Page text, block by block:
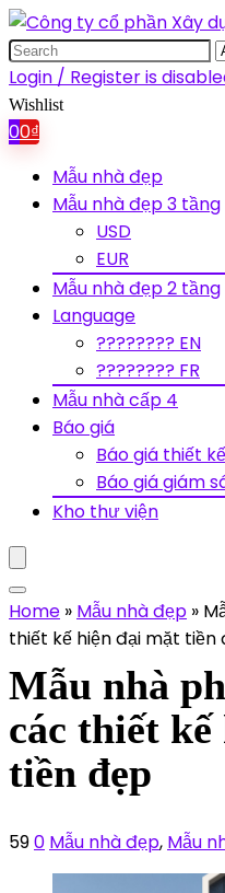
Search
for:
Login / Register is
Wishlist
00₫
Mẫu nhà đẹp
Mẫu nhà đẹp 3 tầng
USD
EUR
Mẫu nhà đẹp 2 tầng
Language
???????? EN
???????? FR
Mẫu nhà cấp 4
Báo giá
Báo giá thiết kế
Báo giá giám
Kho thư viện
Home » Mẫu nhà đẹp »
thiết kế hiện đại mặt tiền
Mẫu nhà
các thiết
tiền đẹp
590 Mẫu nhà đẹp, Mẫu